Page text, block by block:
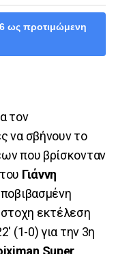
ως προτιμώμενη
τον
να σβήνουν το
που βρίσκονταν
Γιάννη
εκτέλεση
(1-0) για την 3η
Super